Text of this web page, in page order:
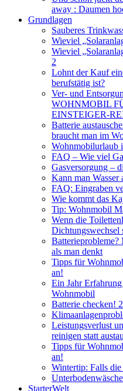
away : Daumen
Grundlagen
Sauberes
Wieviel
Wieviel
2
Lohnt der Kauf
berufstätig ist?
Ver- und
WOHNMOBIL
EINSTEIGER-
Batterie
braucht man im
Wohnmobilurlaub
FAQ – Wie viel
Gasversorgung –
Kann man Wasser
FAQ: Eingraben
Wie kommt das
Tip: Wohnmobil
Wenn die
Dichtungswechsel
Batterieprobleme?
als man denkt
Tipps für
an!
Ein Jahr
Wohnmobil
Batterie checken!
Leistungsverlust
reinigen statt
Tipps für
an!
Wintertip: Falls
Unterbodenwäsche
StarterWelt